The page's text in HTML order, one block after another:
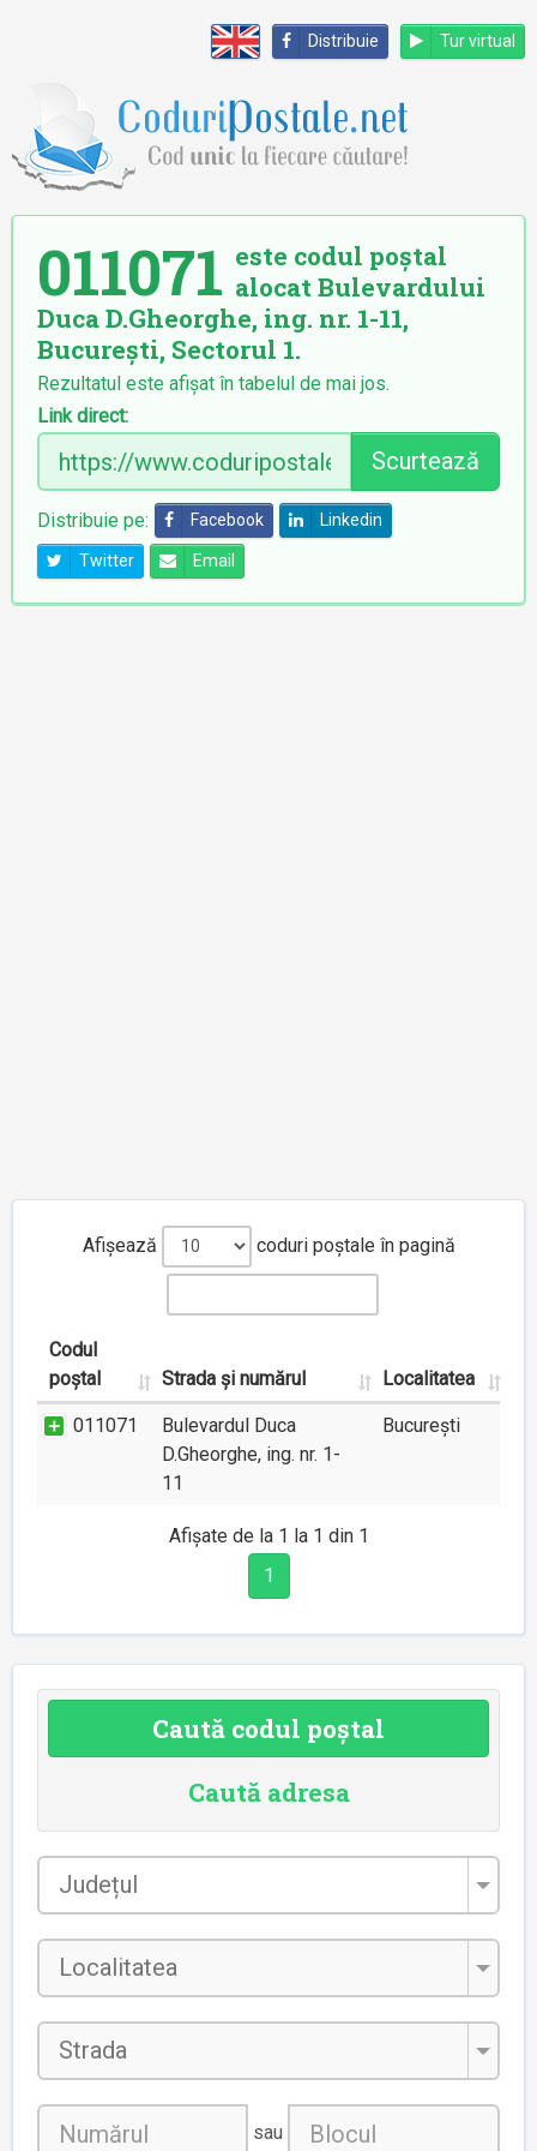
Distribuie Tur virtual
011071 este codul poștal
alocat Bulevardului
Duca D.Gheorghe, ing. nr. 1-11,
București, Sectorul 1.
Rezultatul este afișat în tabelul de mai jos.
Link direct:
Scurtează
Distribuie pe: Facebook Linkedin
Twitter Email
Afișează coduri poștale în pagină
Codul
poștal
Strada și numărul Localitatea
011071
Bulevardul Duca
D.Gheorghe, ing. nr. 1-
11
București
Afișate de la 1 la 1 din 1
1
Caută codul poștal
Caută adresa
Județul
Localitatea
Strada
sau